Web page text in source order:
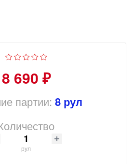
8 690 ₽
партии: 8 рул
рул